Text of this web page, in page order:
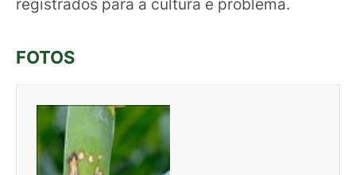
registrados para a cultura e problema.
FOTOS